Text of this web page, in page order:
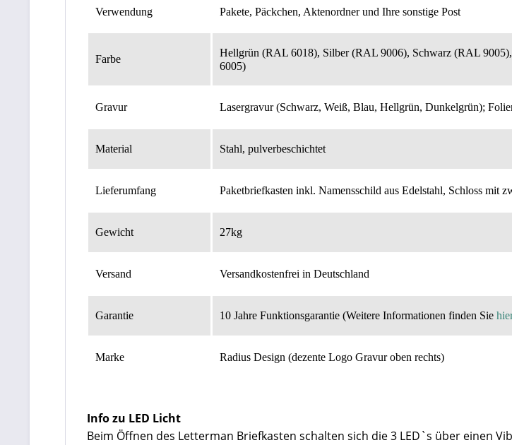
Verwendung Pakete, Päckchen, Aktenordner und Ihre sonstige Post
Farbe
Hellgrün (RAL 6018), Silber (RAL 9006), Schwarz (RAL
6005)
Gravur Lasergravur (Schwarz, Weiß, Blau, Hellgrün, Dunkelgrün);
Material Stahl, pulverbeschichtet
Lieferumfang Paketbriefkasten inkl. Namensschild aus Edelstahl, Schloss mit
Gewicht 27kg
Versand Versandkostenfrei in Deutschland
Garantie 10 Jahre Funktionsgarantie (Weitere Informationen finden Sie
Marke Radius Design (dezente Logo Gravur oben rechts)
Info zu LED Licht
Beim Öffnen des Letterman Briefkasten schalten sich die 3 LED`s über einen